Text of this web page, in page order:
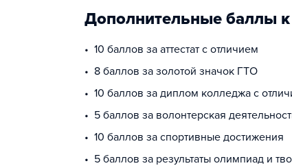
Дополнительные баллы
10 баллов за аттестат с отличием
8 баллов за золотой значок ГТО
10 баллов за диплом колледжа с
5 баллов за волонтерская
10 баллов за спортивные достижения
5 баллов за результаты олимпиад и